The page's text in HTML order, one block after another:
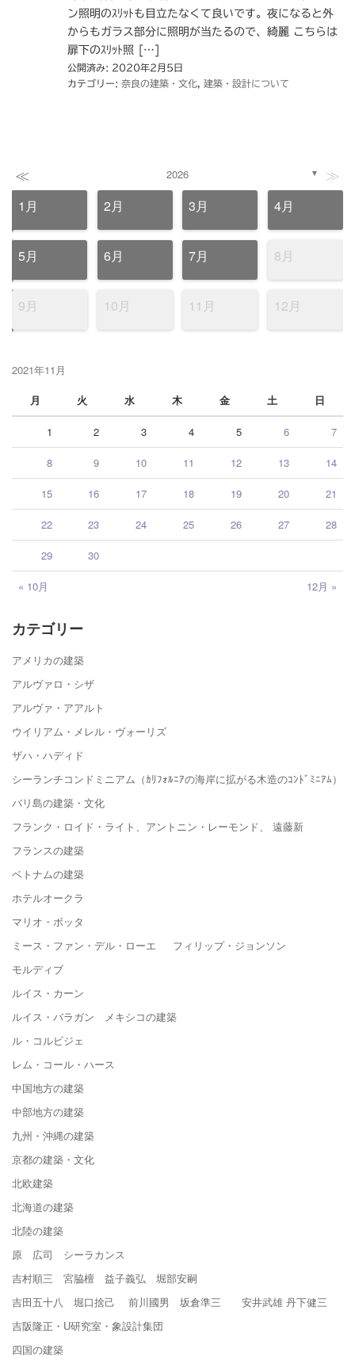
ン照明のｽﾘｯﾄも目立たなくて良いです。夜になると外
からもガラス部分に照明が当たるので、綺麗 こちらは
扉下のｽﾘｯﾄ照 […]
公開済み: 2020年2月5日
カテゴリー: 奈良の建築・文化, 建築・設計について
≪ 2026 ▼ ≫
1月 2月 3月 4月
5月 6月 7月 8月
9月 10月 11月 12月
2021年11月
月
火 水 木 金 土 日
« 10月 12月 »
1 2 3 4 5 6 7
8 9 10 11 12 13 14
15 16 17 18 19 20 21
22 23 24 25 26 27 28
29 30
カテゴリー
アメリカの建築
アルヴァロ・シザ
アルヴァ・アアルト
ウイリアム・メレル・ヴォーリズ
ザハ・ハディド
シーランチコンドミニアム（ｶﾘﾌｫﾙﾆｱの海岸に拡がる木造のｺﾝﾄﾞﾐﾆｱﾑ）
バリ島の建築・文化
フランク・ロイド・ライト、アントニン・レーモンド、 遠藤新
フランスの建築
ベトナムの建築
ホテルオークラ
マリオ・ボッタ
ミース・ファン・デル・ローエ フィリップ・ジョンソン
モルディブ
ルイス・カーン
ルイス・バラガン メキシコの建築
ル・コルビジェ
レム・コール・ハース
中国地方の建築
中部地方の建築
九州・沖縄の建築
京都の建築・文化
北欧建築
北海道の建築
北陸の建築
原 広司 シーラカンス
吉村順三 宮脇檀 益子義弘 堀部安嗣
吉田五十八 堀口捨己 前川國男 坂倉準三 安井武雄 丹下健三
吉阪隆正・U研究室・象設計集団
四国の建築